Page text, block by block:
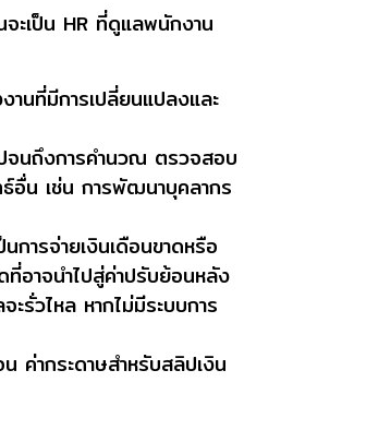
จะเป็น HR ที่ดูแลพนักงาน
นที่มีการเปลี่ยนแปลงและ
ปจนถึงการคำนวณ ตรวจสอบ
ธ์อื่น เช่น การพัฒนาบุคลากร
ารจ่ายเงินเดือนขาดหรือ
อาจนำไปสู่ค่าปรับย้อนหลัง
รั่วไหล หากไม่มีระบบการ
ค่ากระดาษสำหรับสลิปเงิน